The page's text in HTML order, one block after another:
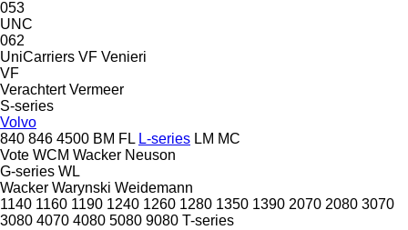
053
UNC
062
UniCarriers VF Venieri
VF
Verachtert Vermeer
S-series
Volvo
840 846 4500 BM FL L-series LM MC
Vote WCM Wacker Neuson
G-series WL
Wacker Warynski Weidemann
1140 1160 1190 1240 1260 1280 1350 1390 2070 2080 3070
3080 4070 4080 5080 9080 T-series